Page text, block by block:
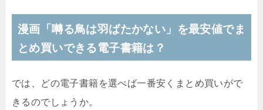
漫画「囀る鳥は羽ばたかない」を最安値でま
とめ買いできる電子書籍は？
では、どの電子書籍を選べば一番安くまとめ買いがで
きるのでしょうか。